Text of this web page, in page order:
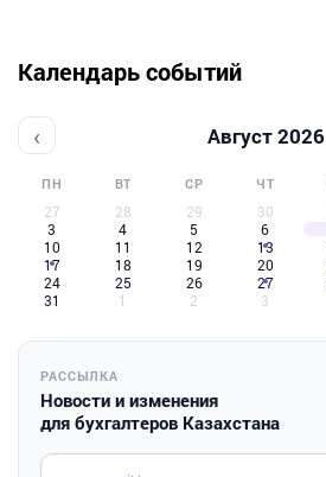
Календарь событий
‹ Август 2026
ПН ВТ СР ЧТ
27 28 29 30
3
4 5 6
10
11 12 13
17
18 19 20
24
25 26 27
31
1 2 3
РАССЫЛКА
Новости и изменения
для бухгалтеров Казахстана
Введите ваш e-mail